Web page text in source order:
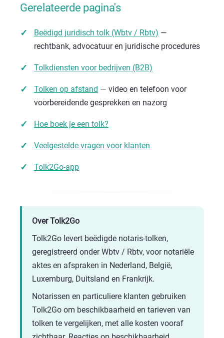
Gerelateerde pagina's
Beëdigd juridisch tolk (Wbtv / Rbtv) —
rechtbank, advocatuur en juridische procedures
Tolkdiensten voor bedrijven (B2B)
Tolken op afstand — video en telefoon voor
voorbereidende gesprekken en nazorg
Hoe boek je een tolk?
Veelgestelde vragen voor klanten
Tolk2Go-app
Over Tolk2Go
Tolk2Go levert beëdigde notaris-tolken,
geregistreerd onderWbtv / Rbtv, voor notariële
aktes en afspraken in Nederland, België,
Luxemburg, Duitsland en Frankrijk.
Notarissen en particuliere klanten gebruiken
Tolk2Go om beschikbaarheid en tarieven van
tolken te vergelijken, met alle kosten vooraf